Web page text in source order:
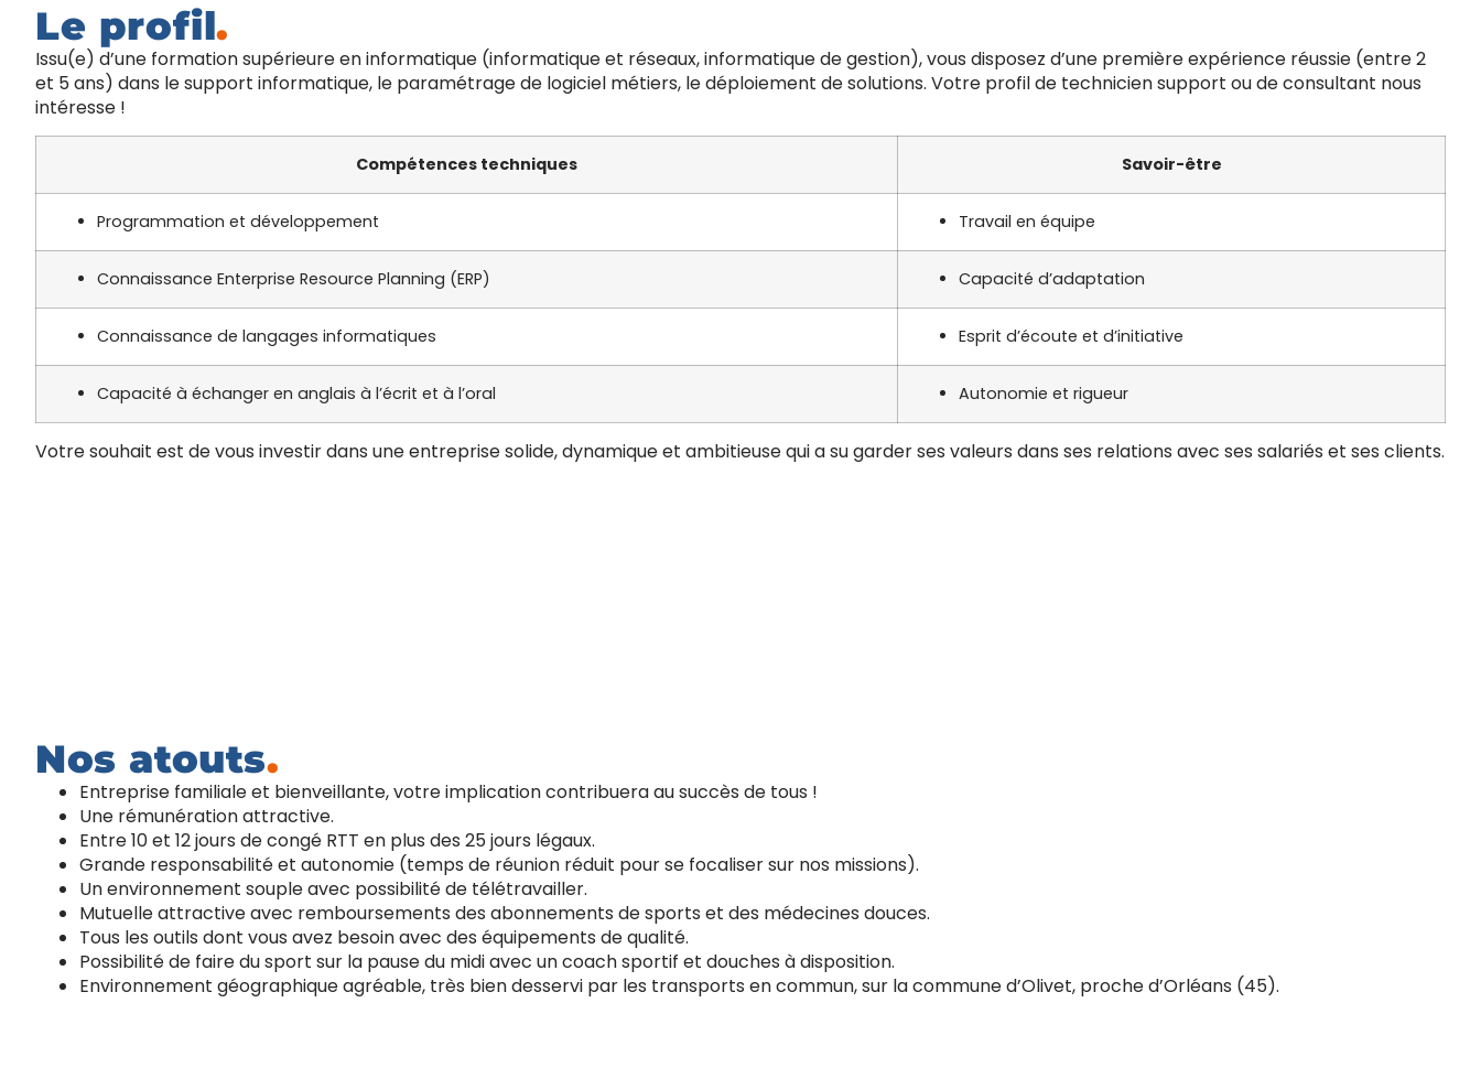
Le profil.
Issu(e) d’une formation supérieure en informatique (informatique et réseaux, informatique de gestion), vous disposez d’une première expérience réussie (entre 2
et 5 ans) dans le support informatique, le paramétrage de logiciel métiers, le déploiement de solutions. Votre profil de technicien support ou de consultant nous
intéresse !
Compétences techniques Savoir-être
Programmation et développement Travail en équipe
Connaissance Enterprise Resource Planning (ERP) Capacité d’adaptation
Connaissance de langages informatiques Esprit d’écoute et d’initiative
Capacité à échanger en anglais à l’écrit et à l’oral Autonomie et rigueur
Votre souhait est de vous investir dans une entreprise solide, dynamique et ambitieuse qui a su garder ses valeurs dans ses relations avec ses salariés et ses clients.
Nos atouts.
Entreprise familiale et bienveillante, votre implication contribuera au succès de tous !
Une rémunération attractive.
Entre 10 et 12 jours de congé RTT en plus des 25 jours légaux.
Grande responsabilité et autonomie (temps de réunion réduit pour se focaliser sur nos missions).
Un environnement souple avec possibilité de télétravailler.
Mutuelle attractive avec remboursements des abonnements de sports et des médecines douces.
Tous les outils dont vous avez besoin avec des équipements de qualité.
Possibilité de faire du sport sur la pause du midi avec un coach sportif et douches à disposition.
Environnement géographique agréable, très bien desservi par les transports en commun, sur la commune d’Olivet, proche d’Orléans (45).